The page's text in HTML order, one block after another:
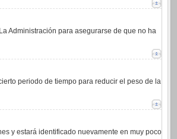
Administración para asegurarse de que no ha
periodo de tiempo para reducir el peso de la
y estará identificado nuevamente en muy poco